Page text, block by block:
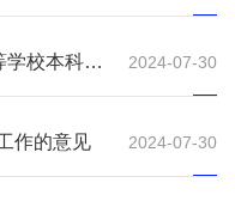
2024-07-30
评估工作的通知
2024-07-30
作的意见